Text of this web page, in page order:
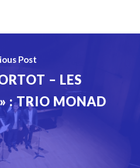
Post
– LES
: TRIO MONAD